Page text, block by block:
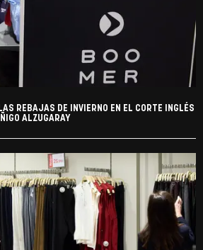
REBAJAS DE INVIERNO EN EL CORTE INGLÉS
ALZUGARAY